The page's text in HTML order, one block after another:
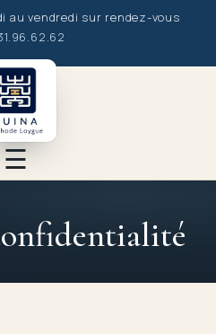
au vendredi sur rendez-vous
☰